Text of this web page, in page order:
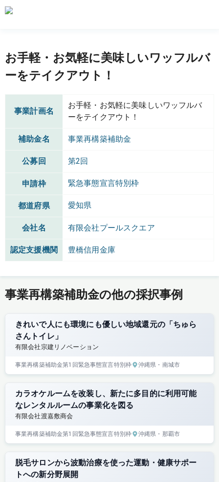
お手軽・お気軽に美味しいワッフルバ
ーをテイクアウト！
事業計画名
お手軽・お気軽に美味しいワッフルバ
ーをテイクアウト！
補助金名 事業再構築補助金
公募回 第2回
申請枠 緊急事態宣言特別枠
都道府県 愛知県
会社名 有限会社プールスクエア
認定支援機関 豊橋信用金庫
事業再構築補助金の他の採択事例
きれいで人にも環境にも優しい地域還元の「ちゅら
さんトイレ」
有限会社宗建リノベーション
事業再構築補助金第1回緊急事態宣言特別枠 沖縄県 ・南城市
カラオケルームを改装し、新たに多目的に利用可能
なレンタルルームの事業化を図る
有限会社渡嘉敷商会
事業再構築補助金第1回緊急事態宣言特別枠 沖縄県 ・那覇市
脱毛サロンから波動治療を使った運動・健康サポー
トへの新分野展開